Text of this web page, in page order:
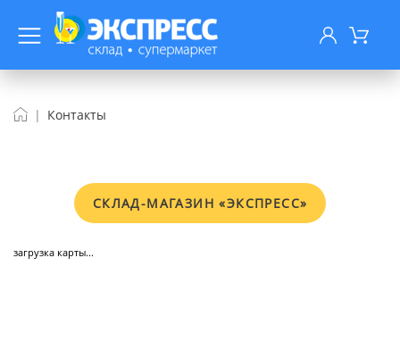
Контакты
СКЛАД-МАГАЗИН «ЭКСПРЕСС»
загрузка карты...